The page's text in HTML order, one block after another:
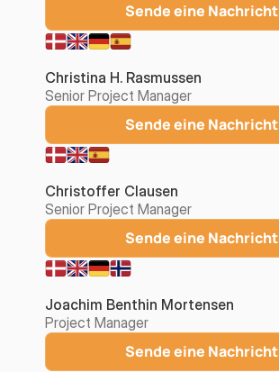
Sende eine Nachricht
Christina H. Rasmussen
Senior Project Manager
Sende eine Nachricht
Christoffer Clausen
Senior Project Manager
Sende eine Nachricht
Joachim Benthin Mortensen
Project Manager
Sende eine Nachricht